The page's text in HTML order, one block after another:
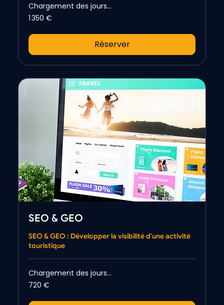
Chargement des jours...
1 350
euros
1 350 €
Réserver
SEO & GEO
SEO & GEO : Développer la visibilité d'une activité
touristique
Chargement des jours...
720
euros
720 €